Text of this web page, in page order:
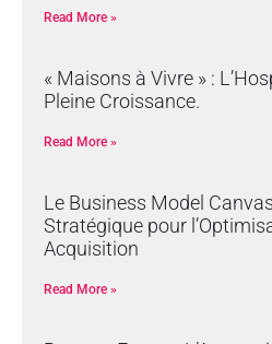
Read More »
« Maisons à Vivre » :
Pleine Croissance.
Read More »
Le Business Model
Stratégique pour
Acquisition
Read More »